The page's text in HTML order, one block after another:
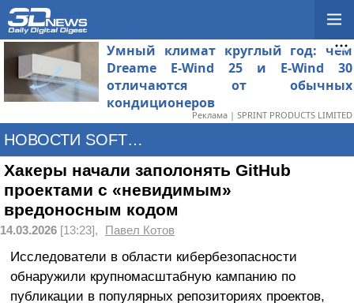
Умный климат круглый год: чем
Dreame E-Wind 25 и E-Wind 30
отличаются от обычных
кондиционеров
Реклама | SPRINT PRODUCTS LIMITED
НОВОСТИ SOFTWARE
Хакеры начали заполонять GitHub
проектами с «невидимым»
вредоносным кодом
14.03.2026 [13:23], Павел Котов
Исследователи в области кибербезопасности
обнаружили крупномасштабную кампанию по
публикации в популярных репозиториях проектов,